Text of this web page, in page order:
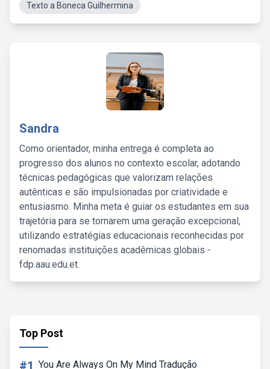
Texto a Boneca Guilhermina
Sandra
Como orientador, minha entrega é completa ao
progresso dos alunos no contexto escolar, adotando
técnicas pedagógicas que valorizam relações
autênticas e são impulsionadas por criatividade e
entusiasmo. Minha meta é guiar os estudantes em sua
trajetória para se tornarem uma geração excepcional,
utilizando estratégias educacionais reconhecidas por
renomadas instituições acadêmicas globais -
fdp.aau.edu.et.
Top Post
#1 You Are Always On My Mind Tradução